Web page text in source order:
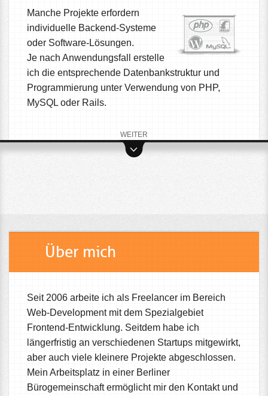
Manche Projekte erfordern
individuelle Backend-Systeme
oder Software-Lösungen.
Je nach Anwendungsfall erstelle
ich die entsprechende Datenbankstruktur und
Programmierung unter Verwendung von PHP,
MySQL oder Rails.
WEITER
Über mich
Seit 2006 arbeite ich als Freelancer im Bereich
Web-Development mit dem Spezialgebiet
Frontend-Entwicklung. Seitdem habe ich
längerfristig an verschiedenen Startups mitgewirkt,
aber auch viele kleinere Projekte abgeschlossen.
Mein Arbeitsplatz in einer Berliner
Bürogemeinschaft ermöglicht mir den Kontakt und